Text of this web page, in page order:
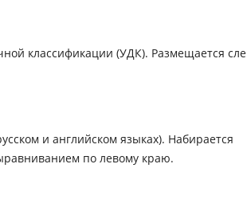
классификации (УДК). Размещается
и английском языках). Набирается
по левому краю.